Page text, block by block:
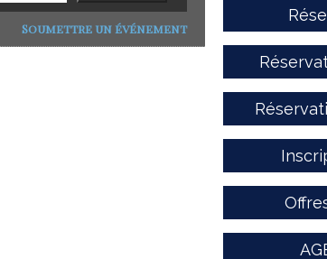
Soumettre un événement